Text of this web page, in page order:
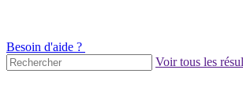
Besoin d'aide ?
Voir tous les